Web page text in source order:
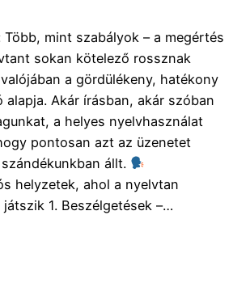
Több, mint szabályok – a megértés
sokan kötelező rossznak
a gördülékeny, hatékony
alapja. Akár írásban, akár szóban
a helyes nyelvhasználat
pontosan azt az üzenetet
állt.
helyzetek, ahol a nyelvtan
1. Beszélgetések –…